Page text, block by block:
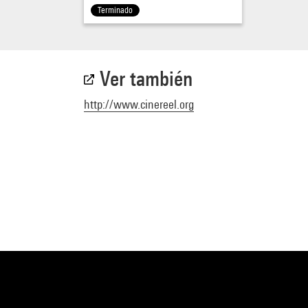
Terminado
Ver también
http://www.cinereel.org